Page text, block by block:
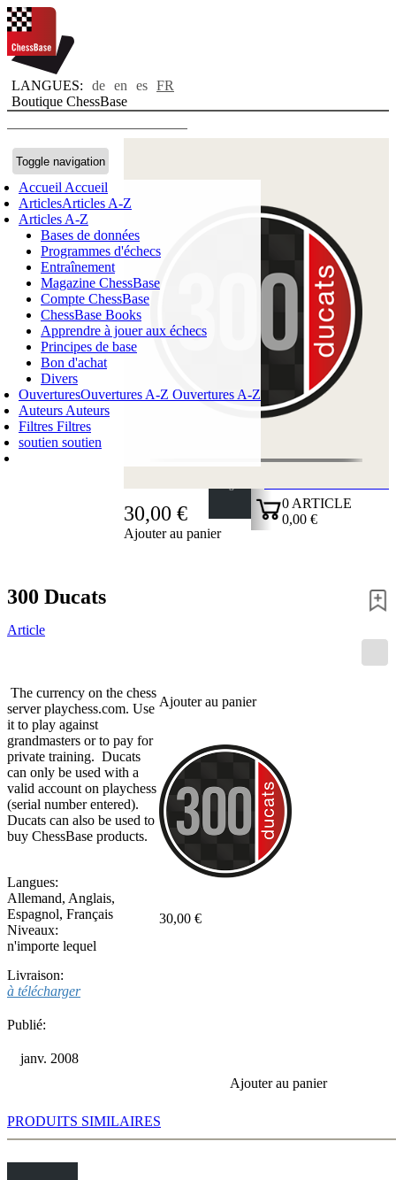
LANGUES: de en es FR
Boutique ChessBase
Toggle navigation
Accueil Accueil
ArticlesArticles A-Z
Articles A-Z
Bases de données
Programmes d'échecs
Entraînement
Magazine ChessBase
Compte ChessBase
ChessBase Books
Apprendre à jouer aux échecs
Principes de base
Bon d'achat
Divers
OuverturesOuvertures A-Z Ouvertures A-Z
Auteurs Auteurs
Filtres Filtres
soutien soutien
0 ARTICLE
0,00 €
30,00 €
Ajouter au panier
300 Ducats
Article
Ajouter au panier
30,00 €
The currency on the chess
server playchess.com. Use
it to play against
grandmasters or to pay for
private training. Ducats
can only be used with a
valid account on playchess
(serial number entered).
Ducats can also be used to
buy ChessBase products.
Langues:
Allemand, Anglais,
Espagnol, Français
Niveaux:
n'importe lequel
Livraison:
à télécharger
Publié:
janv. 2008
Ajouter au panier
PRODUITS SIMILAIRES